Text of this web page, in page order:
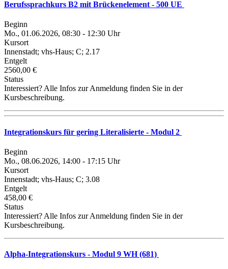
Berufssprachkurs B2 mit Brückenelement - 500 UE
Beginn
Mo., 01.06.2026, 08:30 - 12:30 Uhr
Kursort
Innenstadt; vhs-Haus; C; 2.17
Entgelt
2560,00 €
Status
Interessiert? Alle Infos zur Anmeldung finden Sie in der
Kursbeschreibung.
Integrationskurs für gering Literalisierte - Modul 2
Beginn
Mo., 08.06.2026, 14:00 - 17:15 Uhr
Kursort
Innenstadt; vhs-Haus; C; 3.08
Entgelt
458,00 €
Status
Interessiert? Alle Infos zur Anmeldung finden Sie in der
Kursbeschreibung.
Alpha-Integrationskurs - Modul 9 WH (681)